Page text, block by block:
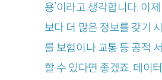
용’이라고 생각합니다. 이
보다 더 많은 정보를 갖기
를 보험이나 교통 등 공적
할 수 있다면 좋겠죠. 데이